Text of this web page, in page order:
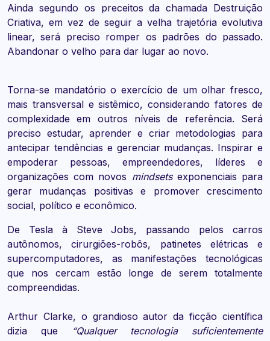
Ainda segundo os preceitos da chamada Destruição
Criativa, em vez de seguir a velha trajetória evolutiva
linear, será preciso romper os padrões do passado.
Abandonar o velho para dar lugar ao novo.
Torna-se mandatório o exercício de um olhar fresco,
mais transversal e sistêmico, considerando fatores de
complexidade em outros níveis de referência. Será
preciso estudar, aprender e criar metodologias para
antecipar tendências e gerenciar mudanças. Inspirar e
empoderar pessoas, empreendedores, líderes e
organizações com novos mindsetsexponenciais para
gerar mudanças positivas e promover crescimento
social, político e econômico.
De Tesla à Steve Jobs, passando pelos carros
autônomos, cirurgiões-robôs, patinetes elétricas e
supercomputadores, as manifestações tecnológicas
que nos cercam estão longe de serem totalmente
compreendidas.
Arthur Clarke, o grandioso autor da ficção científica
dizia que
“Qualquer tecnologia suficientemente